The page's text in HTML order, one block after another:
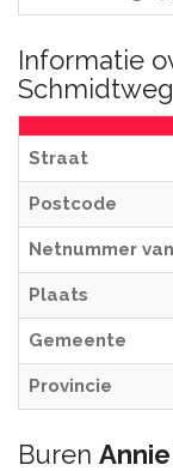
Informatie
Straat
Postcode
Netnummer
Plaats
Gemeente
Provincie
Buren